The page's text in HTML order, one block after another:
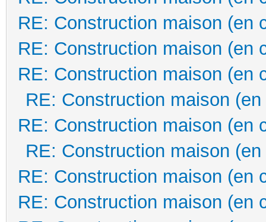
RE: Construction maison (en
RE: Construction maison (en
RE: Construction maison (en
RE: Construction maison
RE: Construction maison (en
RE: Construction maison
RE: Construction maison (en
RE: Construction maison (en